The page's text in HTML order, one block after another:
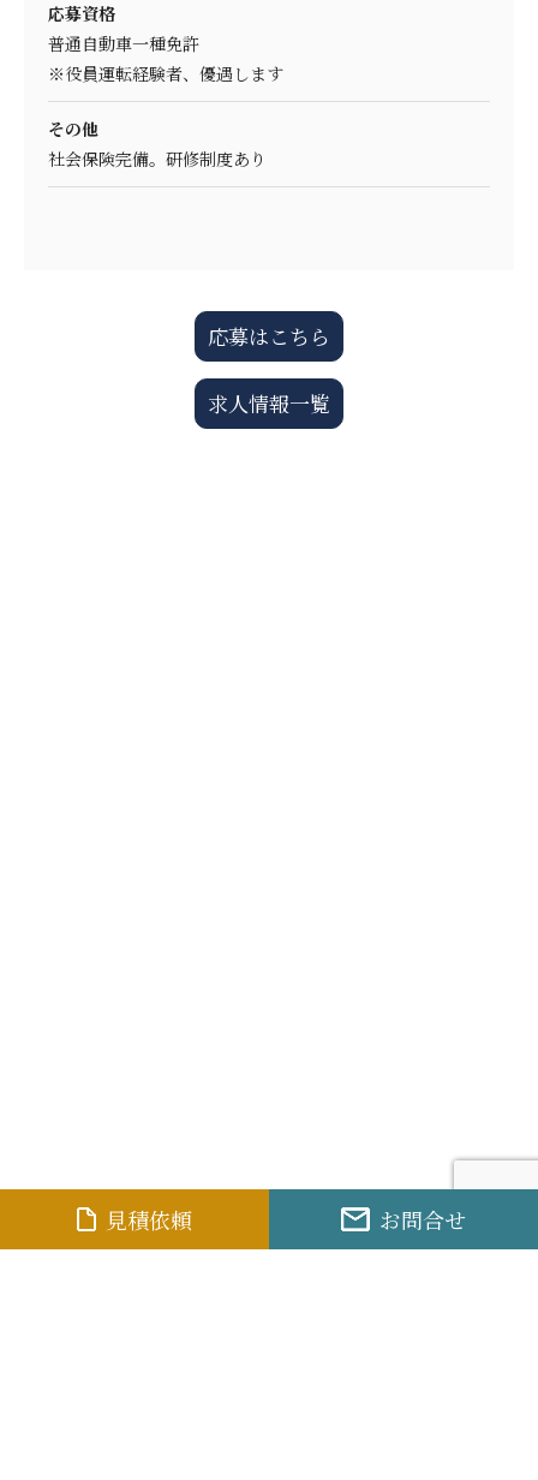
見積依頼 お問合せ
応募資格
普通自動車一種免許
※役員運転経験者、優遇します
その他
社会保険完備。研修制度あり
応募はこちら
求人情報一覧